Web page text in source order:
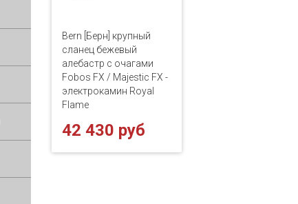
Bern [Берн] крупный
сланец бежевый
алебастр с очагами
Fobos FX / Majestic FX -
электрокамин Royal
Flame
42 430 руб